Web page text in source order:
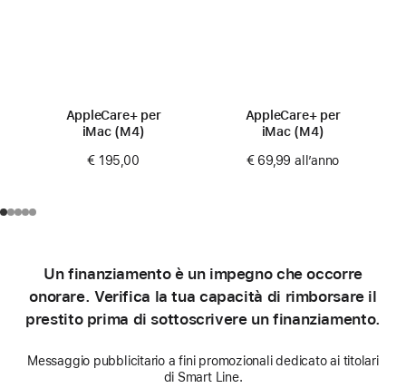
AppleCare+ per
iMac (M4)
€ 195,00
AppleCare+ per
iMac (M4)
€ 69,99 all’anno
Un finanziamento è un impegno che occorre
onorare. Verifica la tua capacità di rimborsare il
prestito prima di sottoscrivere un finanziamento.
Messaggio pubblicitario a fini promozionali dedicato ai titolari
di Smart Line.